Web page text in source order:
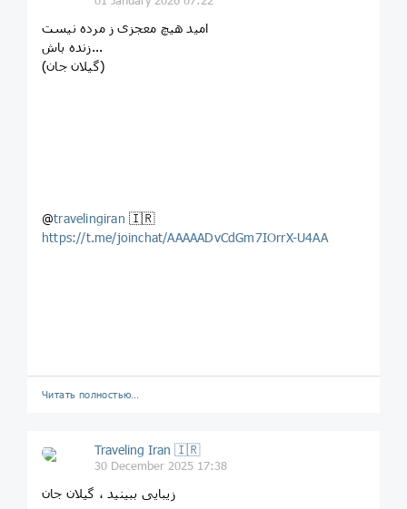
امید هیچ معجزی ز مرده نیست
زنده باش...
(گیلان جان)
@travelingiran 🇮🇷
https://t.me/joinchat/AAAAADvCdGm7IOrrX-U4AA
Читать полностью…
Traveling Iran 🇮🇷
30 December 2025 17:38
زیبایی ببینید ، گیلان جان